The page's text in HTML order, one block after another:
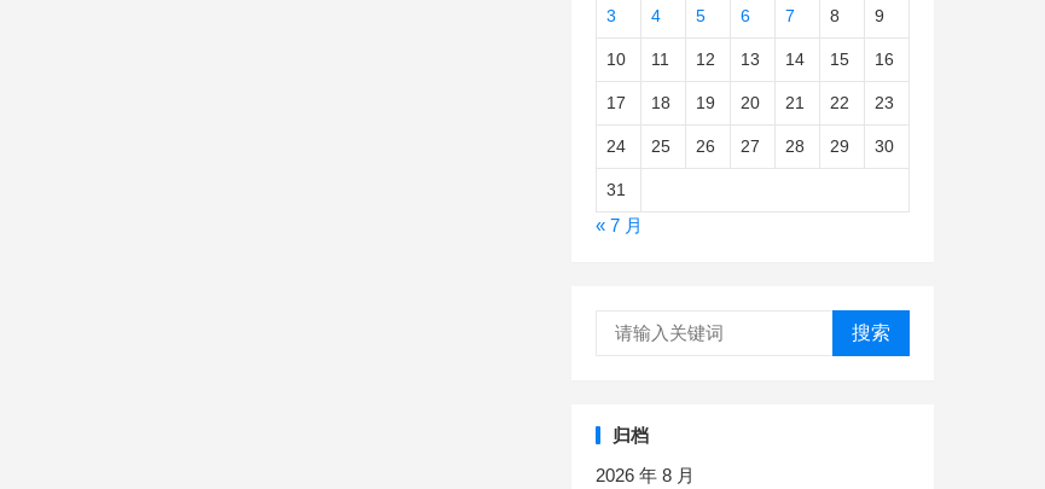
3 4 5 6 7 8 9
10 11 12 13 14 15 16
17 18 19 20 21 22 23
24 25 26 27 28 29 30
31
« 7 月
搜索
归档
2026 年 8 月